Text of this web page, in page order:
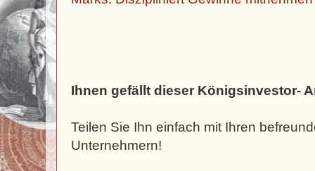
Ihnen gefällt dieser Königsinvestor-
Teilen Sie Ihn einfach mit Ihren
Unternehmern!